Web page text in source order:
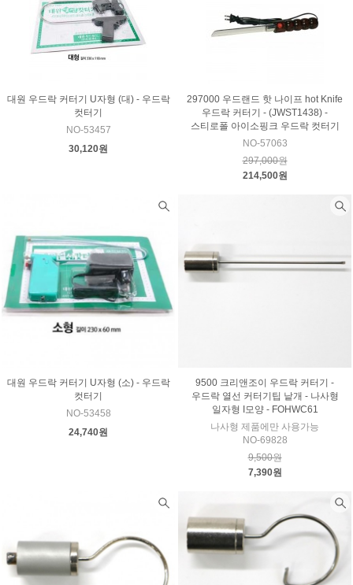
대원 우드락 커터기 U자형 (대) - 우드락
컷터기
NO-53457
30,120원
297000 우드랜드 핫 나이프 hot Knife
우드락 커터기 - (JWST1438) -
스티로폴 아이소핑크 우드락 컷터기
NO-57063
297,000원
214,500원
대원 우드락 커터기 U자형 (소) - 우드락
컷터기
NO-53458
24,740원
9500 크리앤조이 우드락 커터기 -
우드락 열선 커터기팁 낱개 - 나사형
일자형 I모양 - FOHWC61
나사형 제품에만 사용가능
NO-69828
9,500원
7,390원